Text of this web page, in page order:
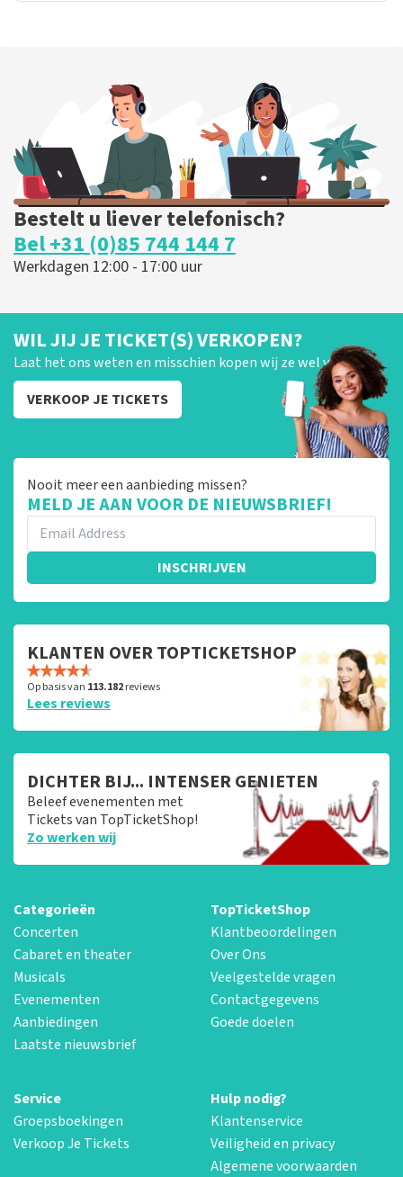
Bestelt u liever telefonisch?
Bel +31 (0)85 744 144 7
Werkdagen 12:00 - 17:00 uur
WIL JIJ JE TICKET(S) VERKOPEN?
Laat het ons weten en misschien kopen wij ze wel van je!
VERKOOP JE TICKETS
Nooit meer een aanbieding missen?
MELD JE AAN VOOR DE NIEUWSBRIEF!
INSCHRIJVEN
KLANTEN OVER TOPTICKETSHOP
Op basis van 113.182reviews
Lees reviews
DICHTER BIJ... INTENSER GENIETEN
Beleef evenementen met
Tickets van TopTicketShop!
Zo werken wij
Categorieën
Concerten
Cabaret en theater
Musicals
Evenementen
Aanbiedingen
Laatste nieuwsbrief
TopTicketShop
Klantbeoordelingen
Over Ons
Veelgestelde vragen
Contactgegevens
Goede doelen
Service
Groepsboekingen
Verkoop Je Tickets
Hulp nodig?
Klantenservice
Veiligheid en privacy
Algemene voorwaarden